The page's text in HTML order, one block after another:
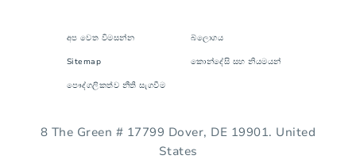
අප වෙත විමසන්න බ්ලොගය
Sitemap කොන්දේසි සහ නියමයන්
පෞද්ගලිකත්ව නීති සැගවීම
8 The Green # 17799 Dover, DE 19901. United
States